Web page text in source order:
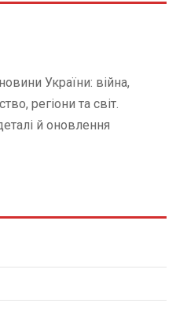
України: війна,
регіони та світ.
й оновлення